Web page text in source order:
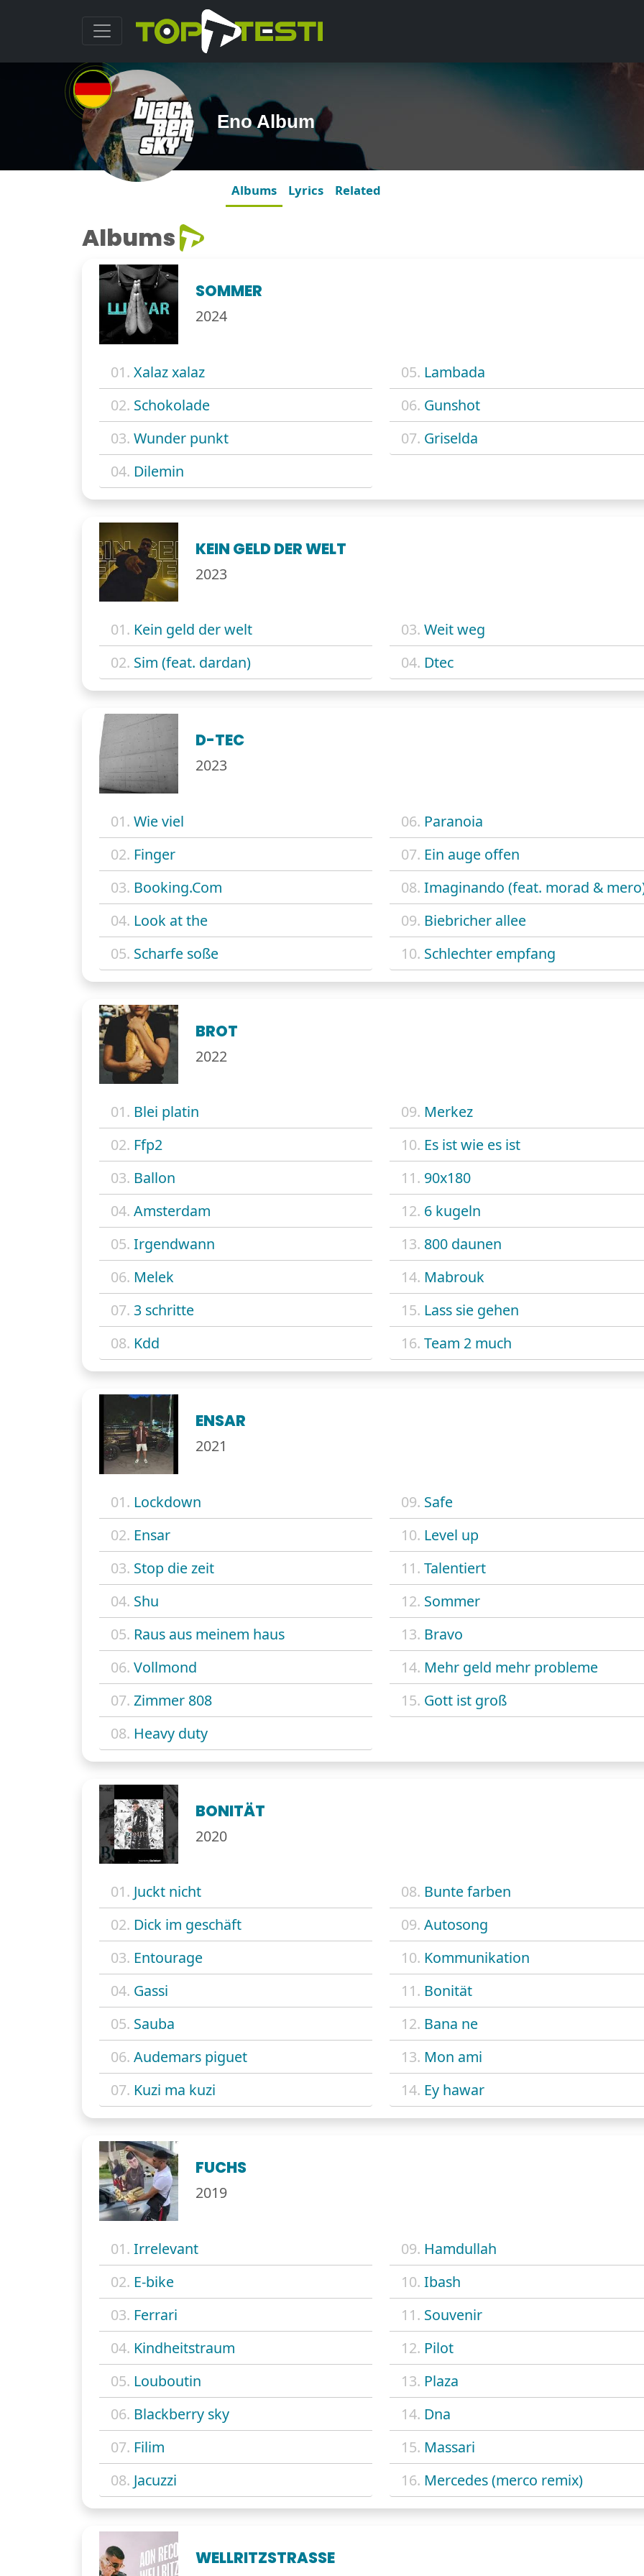
Eno Album
Albums Lyrics Related
Albums
SOMMER
2024
01. Xalaz xalaz
02. Schokolade
03. Wunder punkt
04. Dilemin
05. Lambada
06. Gunshot
07. Griselda
KEIN GELD DER WELT
2023
01. Kein geld der welt
02. Sim (feat. dardan)
03. Weit weg
04. Dtec
D-TEC
2023
01. Wie viel
02. Finger
03. Booking.Com
04. Look at the
05. Scharfe soße
06. Paranoia
07. Ein auge offen
08. Imaginando (feat. morad &
09. Biebricher allee
10. Schlechter empfang
BROT
2022
01. Blei platin
02. Ffp2
03. Ballon
04. Amsterdam
05. Irgendwann
06. Melek
07. 3 schritte
08. Kdd
09. Merkez
10. Es ist wie es ist
11. 90x180
12. 6 kugeln
13. 800 daunen
14. Mabrouk
15. Lass sie gehen
16. Team 2 much
ENSAR
2021
01. Lockdown
02. Ensar
03. Stop die zeit
04. Shu
05. Raus aus meinem haus
06. Vollmond
07. Zimmer 808
08. Heavy duty
09. Safe
10. Level up
11. Talentiert
12. Sommer
13. Bravo
14. Mehr geld mehr probleme
15. Gott ist groß
BONITÄT
2020
01. Juckt nicht
02. Dick im geschäft
03. Entourage
04. Gassi
05. Sauba
06. Audemars piguet
07. Kuzi ma kuzi
08. Bunte farben
09. Autosong
10. Kommunikation
11. Bonität
12. Bana ne
13. Mon ami
14. Ey hawar
FUCHS
2019
01. Irrelevant
02. E-bike
03. Ferrari
04. Kindheitstraum
05. Louboutin
06. Blackberry sky
07. Filim
08. Jacuzzi
09. Hamdullah
10. Ibash
11. Souvenir
12. Pilot
13. Plaza
14. Dna
15. Massari
16. Mercedes (merco remix)
WELLRITZSTRASSE